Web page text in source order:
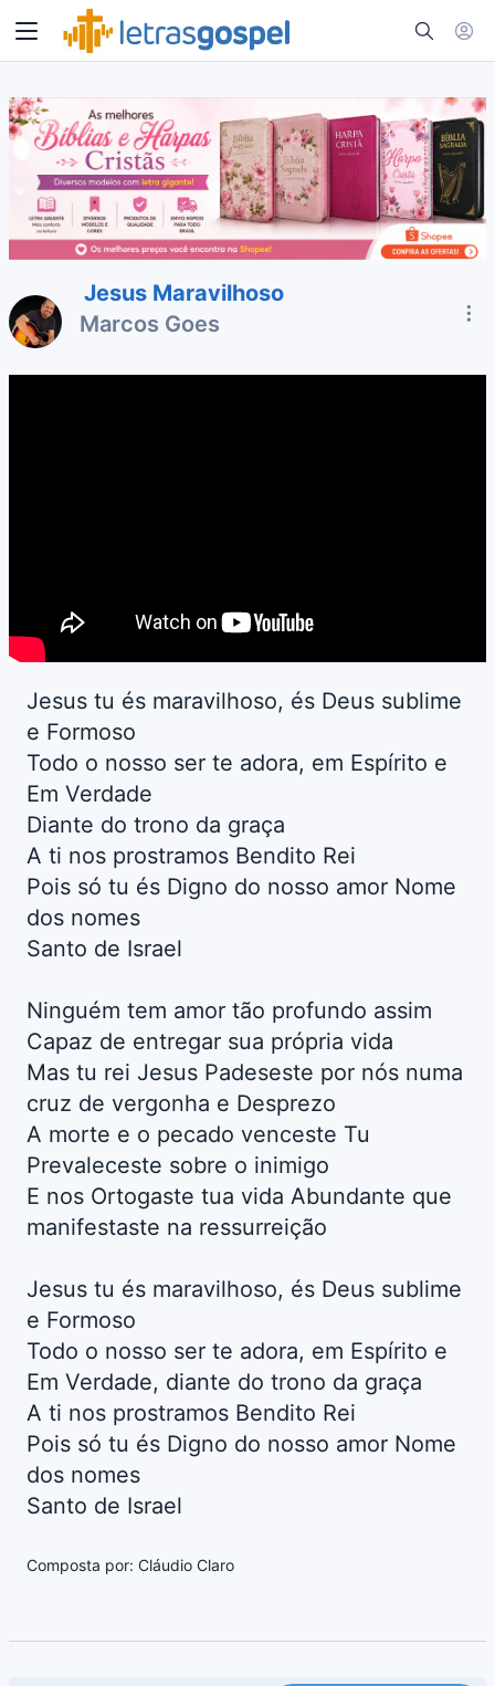
Jesus Maravilhoso
Marcos Goes
Jesus tu és maravilhoso, és Deus sublime
e Formoso
Todo o nosso ser te adora, em Espírito e
Em Verdade
Diante do trono da graça
A ti nos prostramos Bendito Rei
Pois só tu és Digno do nosso amor Nome
dos nomes
Santo de Israel
Ninguém tem amor tão profundo assim
Capaz de entregar sua própria vida
Mas tu rei Jesus Padeseste por nós numa
cruz de vergonha e Desprezo
A morte e o pecado venceste Tu
Prevaleceste sobre o inimigo
E nos Ortogaste tua vida Abundante que
manifestaste na ressurreição
Jesus tu és maravilhoso, és Deus sublime
e Formoso
Todo o nosso ser te adora, em Espírito e
Em Verdade, diante do trono da graça
A ti nos prostramos Bendito Rei
Pois só tu és Digno do nosso amor Nome
dos nomes
Santo de Israel
Composta por: Cláudio Claro